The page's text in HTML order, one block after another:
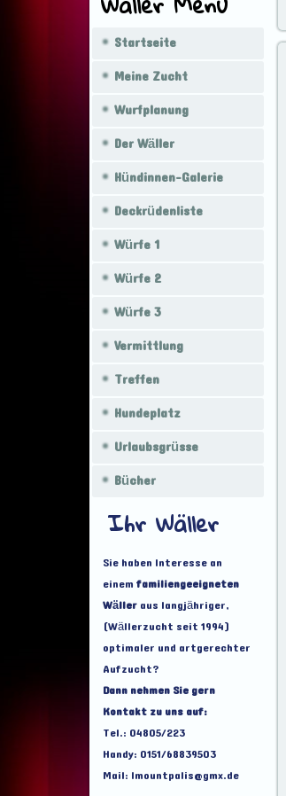
Startseite
Meine Zucht
Wurfplanung
Der Wäller
Hündinnen-Galerie
Deckrüdenliste
Würfe 1
Würfe 2
Würfe 3
Vermittlung
Treffen
Hundeplatz
Urlaubsgrüsse
Bücher
Ihr Wäller
Sie haben Interesse an
einemfamiliengeeigneten
Wälleraus langjähriger,
(Wällerzucht seit 1994)
optimaler und artgerechter
Aufzucht?
Dann nehmen Sie gern
Kontakt zu uns auf:
Tel.: 04805/223
Handy: 0151/68839503
Mail: lmountpalis@gmx.de